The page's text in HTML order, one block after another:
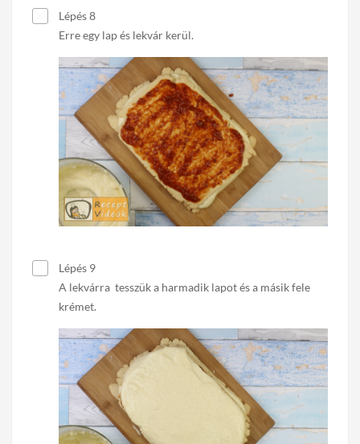
Lépés 8
Erre egy lap és lekvár kerül.
Lépés 9
A lekvárra tesszük a harmadik lapot és a másik fele
krémet.